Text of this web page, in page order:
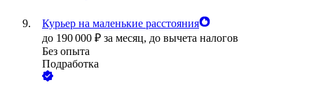
Курьер на маленькие расстояния
до 190 000 ₽ за месяц, до вычета налогов
Без опыта
Подработка